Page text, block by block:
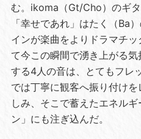
む。ikoma（Gt/Cho）のギタ
「幸せであれ」はたく（Ba
インが楽曲をよりドラマチ
て今この瞬間で湧き上がる
する4人の音は、とてもフレ
では丁寧に観客へ振り付け
しみ、そこで蓄えたエネル
ン」にも注ぎ込んだ。